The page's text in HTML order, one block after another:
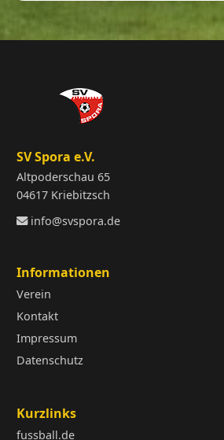
SV Spora e.V.
Altpoderschau 65
04617 Kriebitzsch
info@svspora.de
Informationen
Verein
Kontakt
Impressum
Datenschutz
Kurzlinks
fussball.de